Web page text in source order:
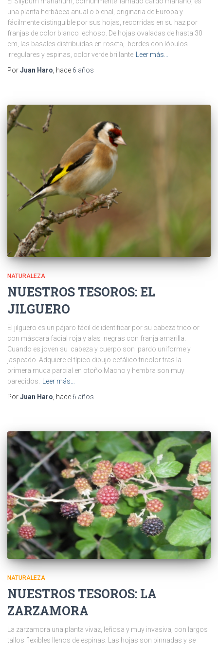
una planta herbácea anual o bienal, originaria de Europa y
fácilmente distinguible por sus hojas, recorridas en su haz por
franjas de color blanco lechoso. De hojas ovaladas de hasta 30
cm, las basales distribuidas en roseta, bordes con lóbulos
irregulares y espinas, color verde brillante
Leer más…
PorJuan Haro , hace 6 años
NATURALEZA
NUESTROS TESOROS: EL
JILGUERO
El jilguero es un pájaro fácil de identificar por su cabeza tricolor
con máscara facial roja y alas negras con franja amarilla.
Cuando es joven su cabeza y cuerpo son pardo uniforme y
jaspeado. Adquiere el típico dibujo cefálico tricolor tras la
primera muda parcial en otoño.Macho y hembra son muy
parecidos. Leer más…
PorJuan Haro, hace 6 años
NATURALEZA
NUESTROS TESOROS: LA
ZARZAMORA
La zarzamora una planta vivaz, leñosa y muy invasiva, con largos
tallos flexibles llenos de espinas. Las hojas son pinnadas y se